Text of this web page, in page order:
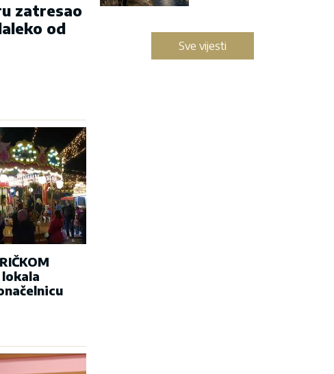
zatresao
od
lokala
Sve vijesti